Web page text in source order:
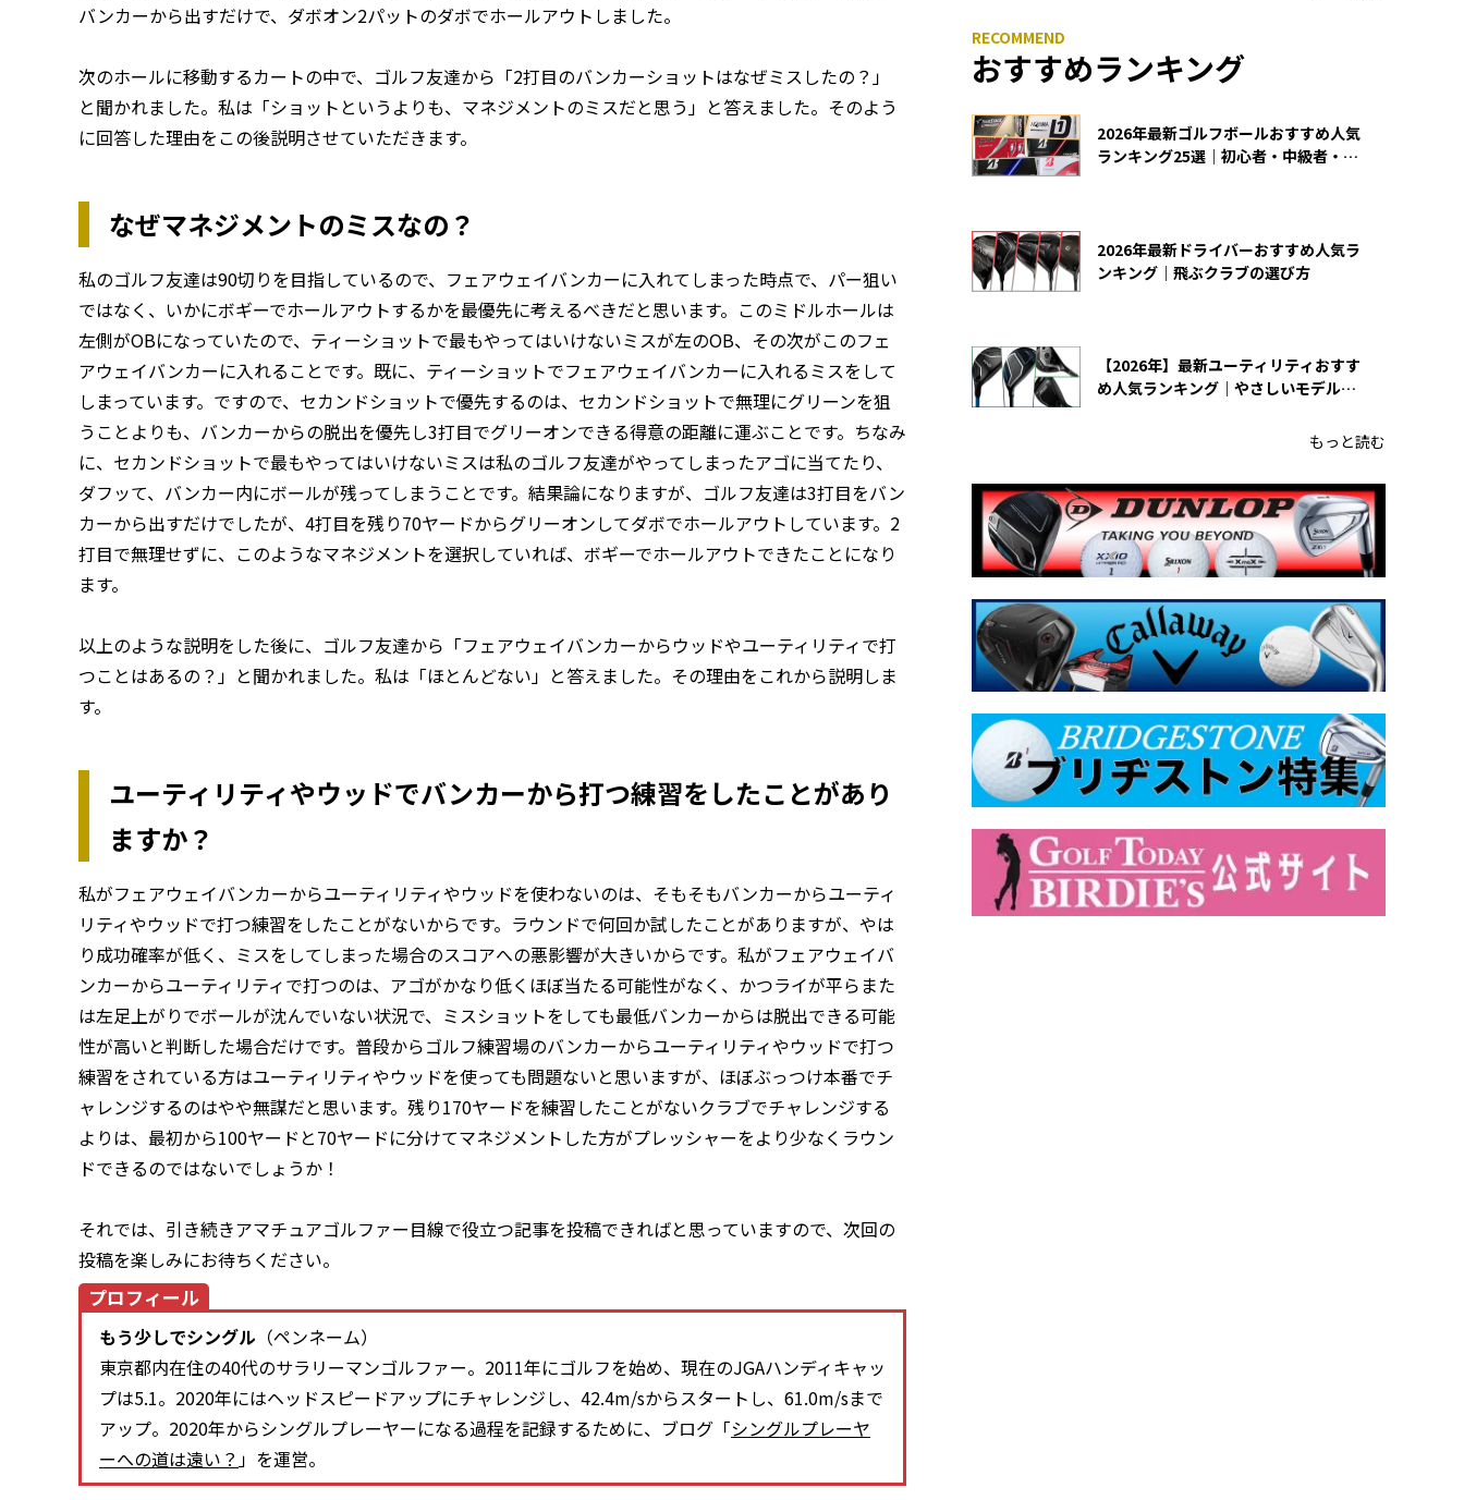
バンカーから出すだけで、ダボオン2パットのダボでホールアウトしました。
次のホールに移動するカートの中で、ゴルフ友達から「2打目のバンカーショットはなぜミスしたの？」
と聞かれました。私は「ショットというよりも、マネジメントのミスだと思う」と答えました。そのよう
に回答した理由をこの後説明させていただきます。
なぜマネジメントのミスなの？
私のゴルフ友達は90切りを目指しているので、フェアウェイバンカーに入れてしまった時点で、パー狙い
ではなく、いかにボギーでホールアウトするかを最優先に考えるべきだと思います。このミドルホールは
左側がOBになっていたので、ティーショットで最もやってはいけないミスが左のOB、その次がこのフェ
アウェイバンカーに入れることです。既に、ティーショットでフェアウェイバンカーに入れるミスをして
しまっています。ですので、セカンドショットで優先するのは、セカンドショットで無理にグリーンを狙
うことよりも、バンカーからの脱出を優先し3打目でグリーオンできる得意の距離に運ぶことです。ちなみ
に、セカンドショットで最もやってはいけないミスは私のゴルフ友達がやってしまったアゴに当てたり、
ダフッて、バンカー内にボールが残ってしまうことです。結果論になりますが、ゴルフ友達は3打目をバン
カーから出すだけでしたが、4打目を残り70ヤードからグリーオンしてダボでホールアウトしています。2
打目で無理せずに、このようなマネジメントを選択していれば、ボギーでホールアウトできたことになり
ます。
以上のような説明をした後に、ゴルフ友達から「フェアウェイバンカーからウッドやユーティリティで打
つことはあるの？」と聞かれました。私は「ほとんどない」と答えました。その理由をこれから説明しま
す。
ユーティリティやウッドでバンカーから打つ練習をしたことがあり
ますか？
私がフェアウェイバンカーからユーティリティやウッドを使わないのは、そもそもバンカーからユーティ
リティやウッドで打つ練習をしたことがないからです。ラウンドで何回か試したことがありますが、やは
り成功確率が低く、ミスをしてしまった場合のスコアへの悪影響が大きいからです。私がフェアウェイバ
ンカーからユーティリティで打つのは、アゴがかなり低くほぼ当たる可能性がなく、かつライが平らまた
は左足上がりでボールが沈んでいない状況で、ミスショットをしても最低バンカーからは脱出できる可能
性が高いと判断した場合だけです。普段からゴルフ練習場のバンカーからユーティリティやウッドで打つ
練習をされている方はユーティリティやウッドを使っても問題ないと思いますが、ほぼぶっつけ本番でチ
ャレンジするのはやや無謀だと思います。残り170ヤードを練習したことがないクラブでチャレンジする
よりは、最初から100ヤードと70ヤードに分けてマネジメントした方がプレッシャーをより少なくラウン
ドできるのではないでしょうか！
それでは、引き続きアマチュアゴルファー目線で役立つ記事を投稿できればと思っていますので、次回の
投稿を楽しみにお待ちください。
プロフィール
もう少しでシングル （ペンネーム）
東京都内在住の40代のサラリーマンゴルファー。2011年にゴルフを始め、現在のJGAハンディキャッ
プは5.1。2020年にはヘッドスピードアップにチャレンジし、42.4m/sからスタートし、61.0m/sまで
アップ。2020年からシングルプレーヤーになる過程を記録するために、ブログ「シングルプレーヤ
ーへの道は遠い？ 」を運営。
おすすめランキング
2026年最新ゴルフボールおすすめ人気
ランキング25選｜初心者・中級者・上
2026年最新ドライバーおすすめ人気ラ
ンキング｜飛ぶクラブの選び方
【2026年】最新ユーティリティおすす
め人気ランキング｜やさしいモデルの
もっと読む